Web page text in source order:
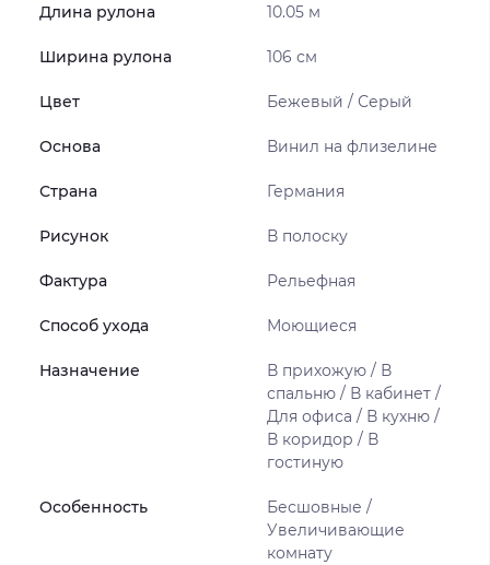
Длина рулона 10.05 м
Ширина рулона 106 см
Цвет Бежевый / Серый
Основа Винил на флизелине
Страна Германия
Рисунок В полоску
Фактура Рельефная
Способ ухода Моющиеся
Назначение
В прихожую / В
спальню / В кабинет /
Для офиса / В кухню /
В коридор / В
гостиную
Особенность
Бесшовные /
Увеличивающие
комнату